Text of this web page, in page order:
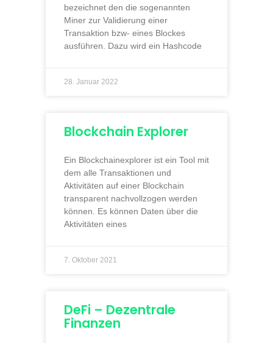
bezeichnet den die sogenannten
Miner zur Validierung einer
Transaktion bzw- eines Blockes
ausführen. Dazu wird ein Hashcode
28. Januar 2022
Blockchain Explorer
Ein Blockchainexplorer ist ein Tool mit
dem alle Transaktionen und
Aktivitäten auf einer Blockchain
transparent nachvollzogen werden
können. Es können Daten über die
Aktivitäten eines
7. Oktober 2021
DeFi – Dezentrale
Finanzen